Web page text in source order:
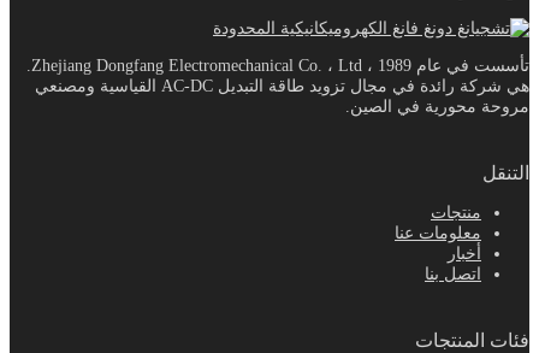
هي شركة رائدة في مجال تزويد طاقة التبديل AC-DC القياسية ومصنعي
مروحة محورية في الصين.
التنقل
منتجات
معلومات عنا
أخبار
اتصل بنا
فئات المنتجات